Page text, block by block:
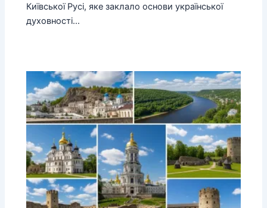
Київської Русі, яке заклало основи української
духовності…